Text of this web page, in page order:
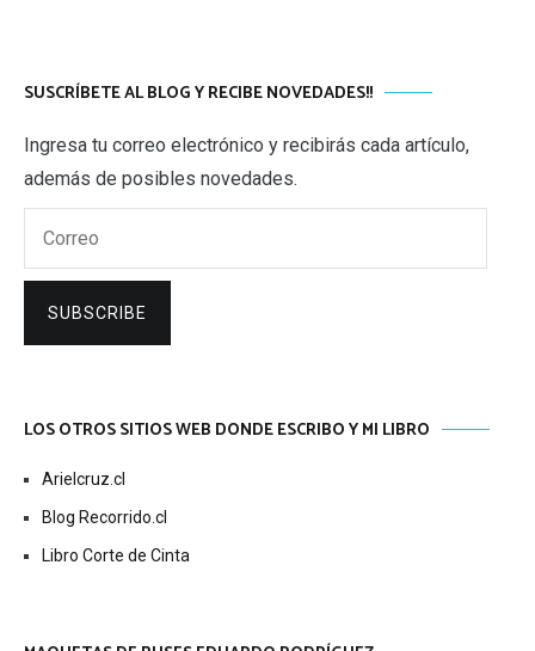
SUSCRÍBETE AL BLOG Y RECIBE NOVEDADES!!
Ingresa tu correo electrónico y recibirás cada artículo,
además de posibles novedades.
SUBSCRIBE
LOS OTROS SITIOS WEB DONDE ESCRIBO Y MI LIBRO
Arielcruz.cl
Blog Recorrido.cl
Libro Corte de Cinta